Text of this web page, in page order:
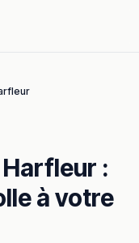
Harfleur :
à votre